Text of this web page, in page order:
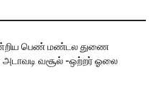
பெண் மண்டல துணை
வசூல் -ஒற்றர் ஓலை